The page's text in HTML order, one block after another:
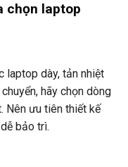
chọn laptop
laptop dày, tản nhiệt
hãy chọn dòng
Nên ưu tiên thiết kế
bảo trì.